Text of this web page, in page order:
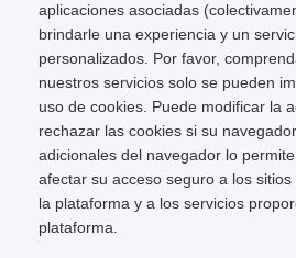
aplicaciones asociadas
brindarle una experiencia y un
personalizados. Por favor,
nuestros servicios solo se pueden
uso de cookies. Puede modificar la
rechazar las cookies si su
adicionales del navegador lo
afectar su acceso seguro a los
la plataforma y a los servicios
plataforma.